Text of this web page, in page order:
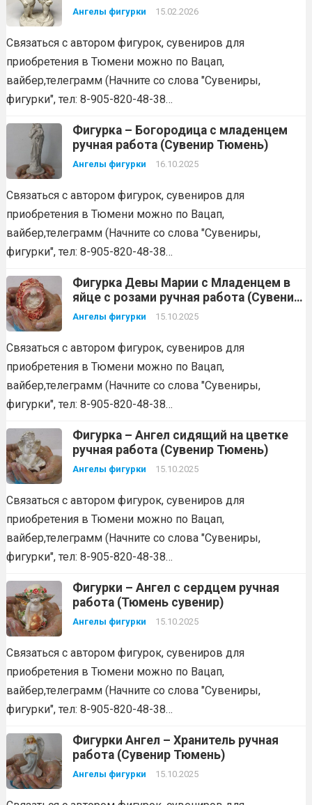
Ангелы фигурки 15.02.2026
Связаться с автором фигурок, сувениров для
приобретения в Тюмени можно по Вацап,
вайбер,телеграмм (Начните со слова "Сувениры,
фигурки", тел: 8-905-820-48-38…
Фигурка – Богородица с младенцем
ручная работа (Сувенир Тюмень)
Ангелы фигурки 16.10.2025
Связаться с автором фигурок, сувениров для
приобретения в Тюмени можно по Вацап,
вайбер,телеграмм (Начните со слова "Сувениры,
фигурки", тел: 8-905-820-48-38…
Фигурка Девы Марии с Младенцем в
яйце с розами ручная работа (Сувенир
Тюмень
Ангелы фигурки 15.10.2025
Связаться с автором фигурок, сувениров для
приобретения в Тюмени можно по Вацап,
вайбер,телеграмм (Начните со слова "Сувениры,
фигурки", тел: 8-905-820-48-38…
Фигурка – Ангел сидящий на цветке
ручная работа (Сувенир Тюмень)
Ангелы фигурки 15.10.2025
Связаться с автором фигурок, сувениров для
приобретения в Тюмени можно по Вацап,
вайбер,телеграмм (Начните со слова "Сувениры,
фигурки", тел: 8-905-820-48-38…
Фигурки – Ангел с сердцем ручная
работа (Тюмень сувенир)
Ангелы фигурки 15.10.2025
Связаться с автором фигурок, сувениров для
приобретения в Тюмени можно по Вацап,
вайбер,телеграмм (Начните со слова "Сувениры,
фигурки", тел: 8-905-820-48-38…
Фигурки Ангел – Хранитель ручная
работа (Сувенир Тюмень)
Ангелы фигурки 15.10.2025